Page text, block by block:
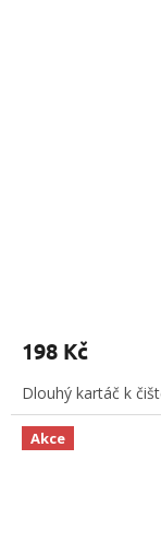
198 Kč
Dlouhý kartáč k
Akce